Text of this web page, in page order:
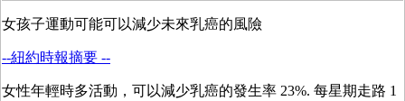
女孩子運動可能可以減少未來乳癌的風險
--紐約時報摘要 --
女性年輕時多活動，可以減少乳癌的發生率 23%. 每星期走路 1